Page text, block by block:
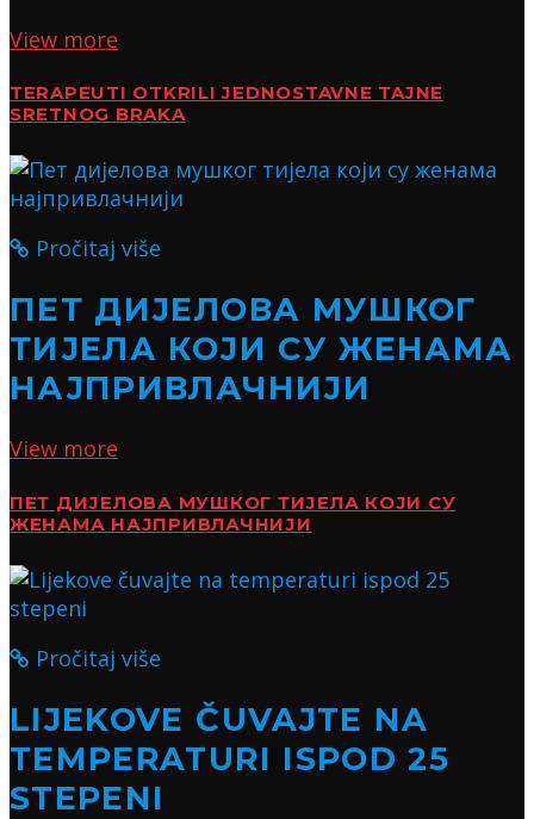
View more
TERAPEUTI OTKRILI JEDNOSTAVNE TAJNE
SRETNOG BRAKA
Pročitaj više
ПЕТ ДИЈЕЛОВА МУШКОГ
ТИЈЕЛА КОЈИ СУ ЖЕНАМА
НАЈПРИВЛАЧНИЈИ
View more
ПЕТ ДИЈЕЛОВА МУШКОГ ТИЈЕЛА КОЈИ СУ
ЖЕНАМА НАЈПРИВЛАЧНИЈИ
Pročitaj više
LIJEKOVE ČUVAJTE NA
TEMPERATURI ISPOD 25
STEPENI